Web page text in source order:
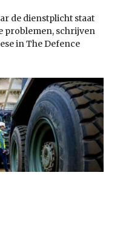
de dienstplicht staat
problemen, schrijven
in The Defence